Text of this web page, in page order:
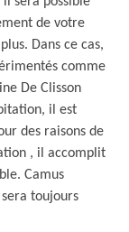
de votre
Dans ce cas,
comme
De Clisson
il est
des raisons de
, il accomplit
Camus
toujours